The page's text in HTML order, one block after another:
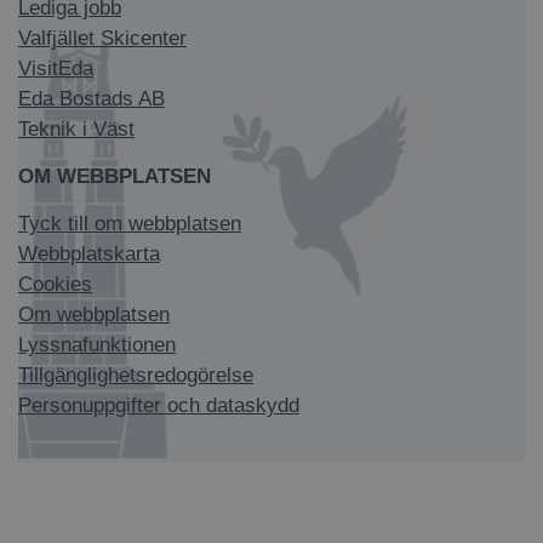
Lediga jobb
Valfjället Skicenter
VisitEda
Eda Bostads AB
Teknik i Väst
OM WEBBPLATSEN
Tyck till om webbplatsen
Webbplatskarta
Cookies
Om webbplatsen
Lyssnafunktionen
Tillgänglighetsredogörelse
Personuppgifter och dataskydd